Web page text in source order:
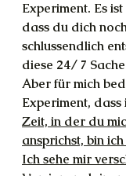
Experiment. Es
dass du dich
schlussendlich
diese 24/ 7
Aber für mich
Experiment, dass
Zeit, in der du
ansprichst, bin
Ich sehe mir